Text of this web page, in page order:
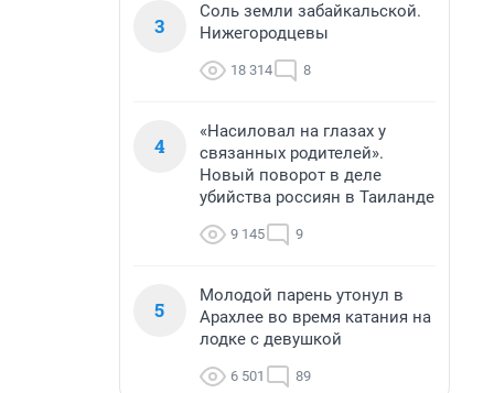
3
Соль земли забайкальской.
Нижегородцевы
18 314 8
4
«Насиловал на глазах у
связанных родителей».
Новый поворот в деле
убийства россиян в Таиланде
9 145 9
5
Молодой парень утонул в
Арахлее во время катания на
лодке с девушкой
6 501 89